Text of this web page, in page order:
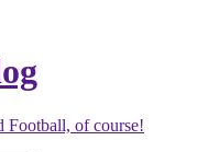
Football, of course!